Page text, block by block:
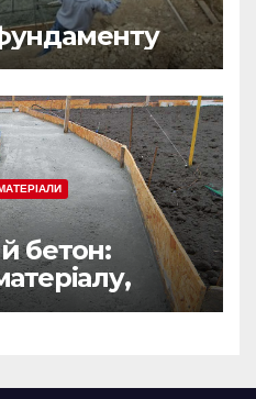
бетон: